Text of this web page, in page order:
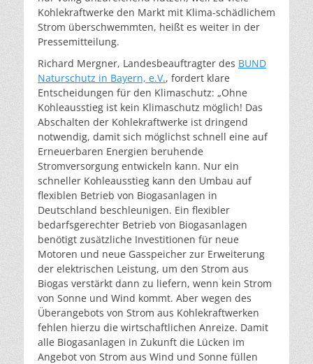
Kohlekraftwerke den Markt mit Klima-schädlichem
Strom überschwemmten, heißt es weiter in der
Pressemitteilung.
Richard Mergner, Landesbeauftragter des BUND
Naturschutz in Bayern, e.V., fordert klare
Entscheidungen für den Klimaschutz: „Ohne
Kohleausstieg ist kein Klimaschutz möglich! Das
Abschalten der Kohlekraftwerke ist dringend
notwendig, damit sich möglichst schnell eine auf
Erneuerbaren Energien beruhende
Stromversorgung entwickeln kann. Nur ein
schneller Kohleausstieg kann den Umbau auf
flexiblen Betrieb von Biogasanlagen in
Deutschland beschleunigen. Ein flexibler
bedarfsgerechter Betrieb von Biogasanlagen
benötigt zusätzliche Investitionen für neue
Motoren und neue Gasspeicher zur Erweiterung
der elektrischen Leistung, um den Strom aus
Biogas verstärkt dann zu liefern, wenn kein Strom
von Sonne und Wind kommt. Aber wegen des
Überangebots von Strom aus Kohlekraftwerken
fehlen hierzu die wirtschaftlichen Anreize. Damit
alle Biogasanlagen in Zukunft die Lücken im
Angebot von Strom aus Wind und Sonne füllen